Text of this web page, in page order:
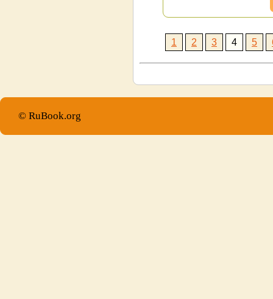
1 2 3 4 5
© RuBook.org